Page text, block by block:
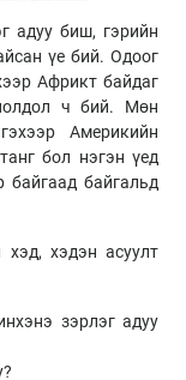
адуу биш, гэрийн
үе бий. Одоог
Африкт байдаг
ч бий. Мөн
Америкийн
бол нэгэн үед
байгаад байгальд
хэдэн асуулт
зэрлэг адуу